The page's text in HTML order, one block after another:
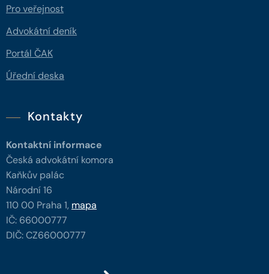
Pro veřejnost
Advokátní deník
Portál ČAK
Úřední deska
Kontakty
Kontaktní informace
Česká advokátní komora
Kaňkův palác
Národní 16
110 00 Praha 1, mapa
IČ: 66000777
DIČ: CZ66000777